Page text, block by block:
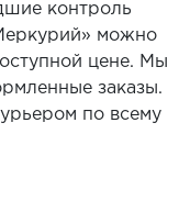
контроль
можно
цене. Мы
заказы.
по всему